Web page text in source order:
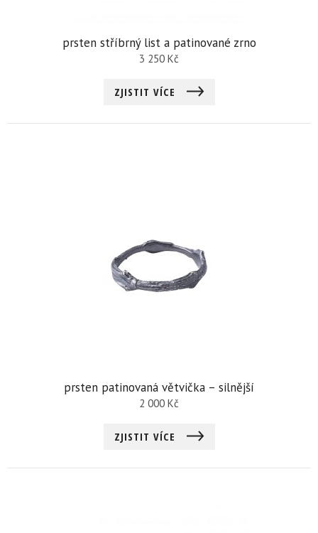
prsten stříbrný list a patinované zrno
3 250 Kč
ZJISTIT VÍCE
prsten patinovaná větvička – silnější
2 000 Kč
ZJISTIT VÍCE